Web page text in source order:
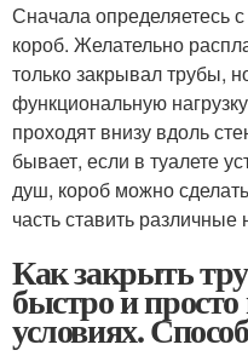
Сначала определяетесь
короб. Желательно
только закрывал трубы,
функциональную
проходят внизу вдоль
бывает, если в туалете
душ, короб можно
часть ставить
Как закрыть
быстро и
условиях.